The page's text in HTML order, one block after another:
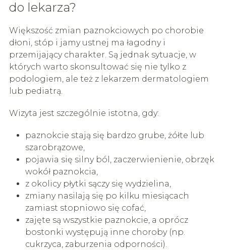
do lekarza?
Większość zmian paznokciowych po chorobie
dłoni, stóp i jamy ustnej ma łagodny i
przemijający charakter. Są jednak sytuacje, w
których warto skonsultować się nie tylko z
podologiem, ale też z lekarzem dermatologiem
lub pediatrą.
Wizyta jest szczególnie istotna, gdy:
paznokcie stają się bardzo grube, żółte lub
szarobrązowe,
pojawia się silny ból, zaczerwienienie, obrzęk
wokół paznokcia,
z okolicy płytki sączy się wydzielina,
zmiany nasilają się po kilku miesiącach
zamiast stopniowo się cofać,
zajęte są wszystkie paznokcie, a oprócz
bostonki występują inne choroby (np.
cukrzyca, zaburzenia odporności).